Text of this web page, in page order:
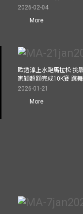
2026-02-04
More
歐鎧淳上水跑馬拉松 挑
家穎超額完成10K賽 跳
2026-01-21
More